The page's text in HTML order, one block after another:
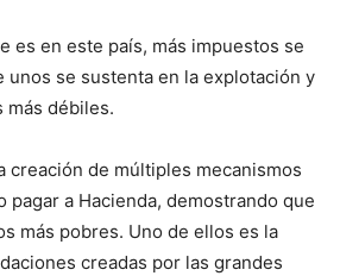
es en este país, más impuestos se
unos se sustenta en la explotación y
débiles.
creación de múltiples mecanismos
pagar a Hacienda, demostrando que
más pobres. Uno de ellos es la
creadas por las grandes